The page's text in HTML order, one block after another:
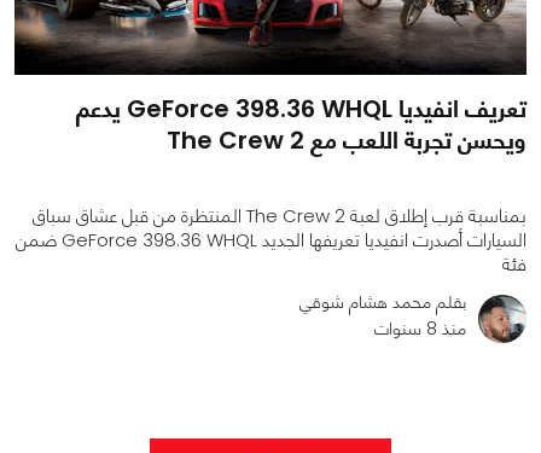
1143
تعريف انفيديا GeForce 398.36 WHQL يدعم
ويحسن تجربة اللعب مع The Crew 2
بمناسبة قرب إطلاق لعبة The Crew 2 المنتظرة من قبل عشاق سباق
السيارات أصدرت انفيديا تعريفها الجديد GeForce 398.36 WHQL ضمن
فئة
بقلم محمد هشام شوقي
منذ 8 سنوات